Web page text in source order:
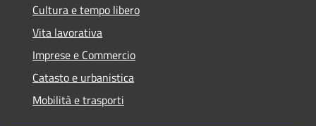
Cultura e tempo libero
Vita lavorativa
Imprese e Commercio
Catasto e urbanistica
Mobilità e trasporti